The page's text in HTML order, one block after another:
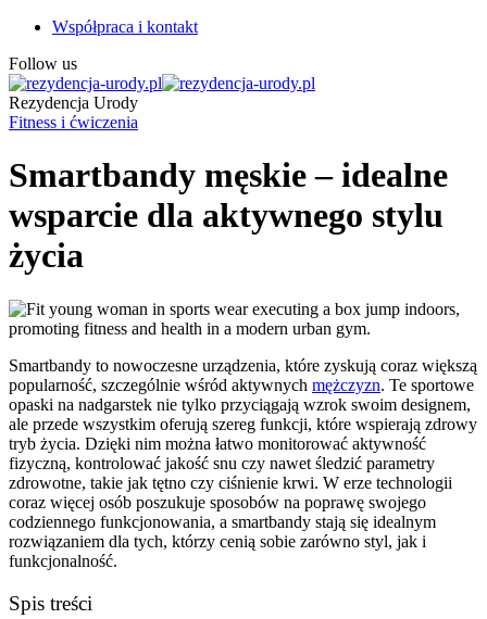
Współpraca i kontakt
Follow us
Rezydencja Urody
Fitness i ćwiczenia
Smartbandy męskie – idealne
wsparcie dla aktywnego stylu
życia
Smartbandy to nowoczesne urządzenia, które zyskują coraz większą
popularność, szczególnie wśród aktywnych mężczyzn. Te sportowe
opaski na nadgarstek nie tylko przyciągają wzrok swoim designem,
ale przede wszystkim oferują szereg funkcji, które wspierają zdrowy
tryb życia. Dzięki nim można łatwo monitorować aktywność
fizyczną, kontrolować jakość snu czy nawet śledzić parametry
zdrowotne, takie jak tętno czy ciśnienie krwi. W erze technologii
coraz więcej osób poszukuje sposobów na poprawę swojego
codziennego funkcjonowania, a smartbandy stają się idealnym
rozwiązaniem dla tych, którzy cenią sobie zarówno styl, jak i
funkcjonalność.
Spis treści